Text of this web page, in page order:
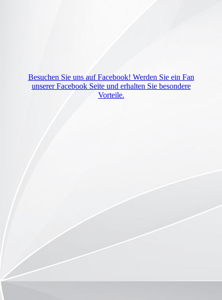
Besuchen Sie uns auf Facebook! Werden Sie ein Fan
unserer Facebook Seite und erhalten Sie besondere
Vorteile.